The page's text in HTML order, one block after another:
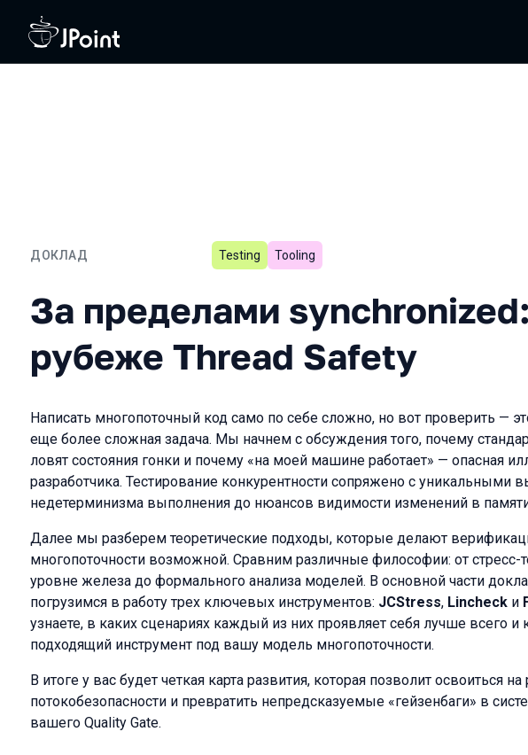
ДОКЛАД
За пределами synchronized: на
Testing Tooling
За пределами
рубеже Thread Safety
Написать многопоточный код само по себе сложно, но вот проверить —
еще более сложная задача. Мы начнем с обсуждения того, почему
ловят состояния гонки и почему «на моей машине работает» — опасная
разработчика. Тестирование конкурентности сопряжено с уникальными
недетерминизма выполнения до нюансов видимости изменений в
Далее мы разберем теоретические подходы, которые делают
многопоточности возможной. Сравним различные философии: от стресс-
уровне железа до формального анализа моделей. В основной части
погрузимся в работу трех ключевых инструментов: JCStress, Lincheck и
узнаете, в каких сценариях каждый из них проявляет себя лучше всего и
подходящий инструмент под вашу модель многопоточности.
В итоге у вас будет четкая карта развития, которая позволит освоиться
потокобезопасности и превратить непредсказуемые «гейзенбаги» в
вашего Quality Gate.